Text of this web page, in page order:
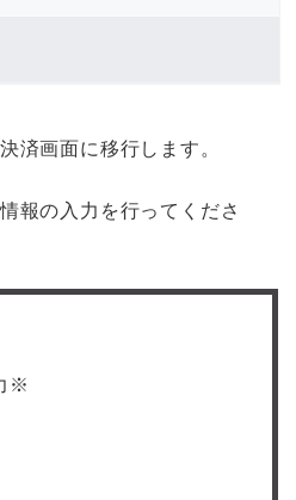
済画面に移行します。
報の入力を行ってくださ
※